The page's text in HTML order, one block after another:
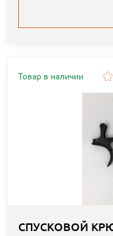
Товар в наличии
СПУСКОВОЙ